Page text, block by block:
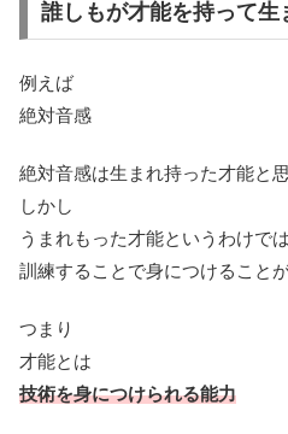
誰しもが才能を持って生
例えば
絶対音感
絶対音感は生まれ持った才能と
しかし
うまれもった才能というわけで
訓練することで身につけること
つまり
才能とは
技術を身につけられる能力